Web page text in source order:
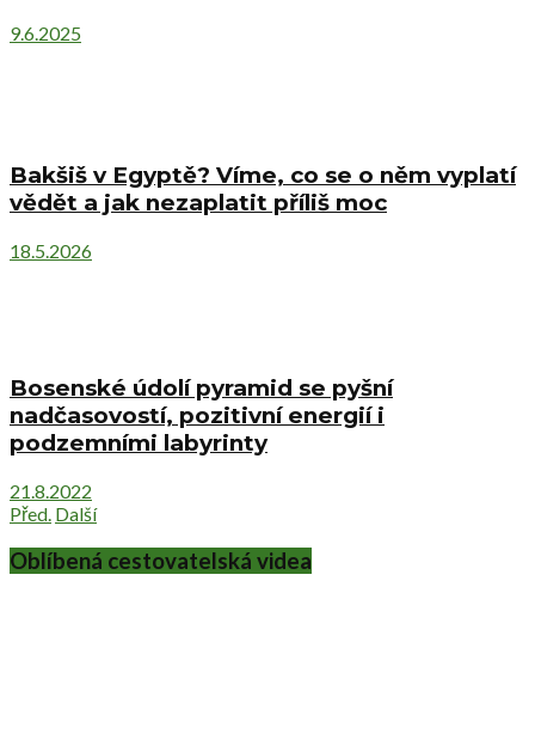
9.6.2025
Bakšiš v Egyptě? Víme, co se o něm vyplatí
vědět a jak nezaplatit příliš moc
18.5.2026
Bosenské údolí pyramid se pyšní
nadčasovostí, pozitivní energií i
podzemními labyrinty
21.8.2022
Před. Další
Oblíbená cestovatelská videa